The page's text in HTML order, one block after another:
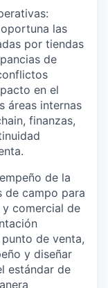
las
por tiendas
de
en el
áreas internas
finanzas,
de la
de campo para
comercial de
de venta,
y diseñar
estándar de